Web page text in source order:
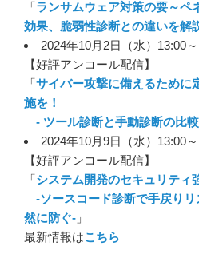
「ランサムウェア対策の要～ペ
効果、脆弱性診断との違いを解
2024年10月2日（水）13:00
【好評アンコール配信】
「サイバー攻撃に備えるために
施を！
- ツール診断と手動診断の比
2024年10月9日（水）13:00
【好評アンコール配信】
「システム開発のセキュリティ
-ソースコード診断で手戻りリ
然に防ぐ- 」
最新情報はこちら